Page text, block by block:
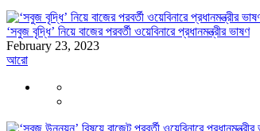
‘সবুজ বৃদ্ধি’ নিয়ে বাজের পরবর্তী ওয়েবিনারে প্রধানমন্ত্রীর ভাষণ
February 23, 2023
আরো